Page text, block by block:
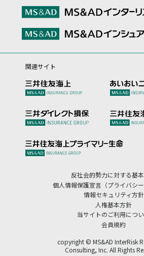
関連サイト
反社会的勢力に対する基
個人情報保護宣言（プライバシー
情報セキュリティ方針
人権基本方針
当サイトのご利用につ
会員規約
copyright © MS&AD InterRisk
Consulting, Inc. All Rights